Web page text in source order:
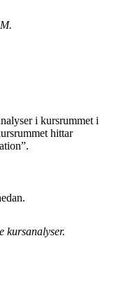
i kursrummet i
hittar
kursanalyser.